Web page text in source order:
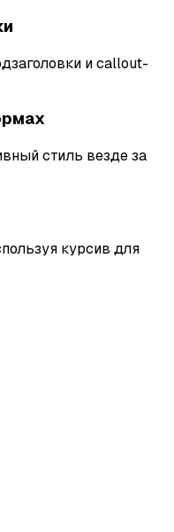
и callout-
стиль везде за
курсив для